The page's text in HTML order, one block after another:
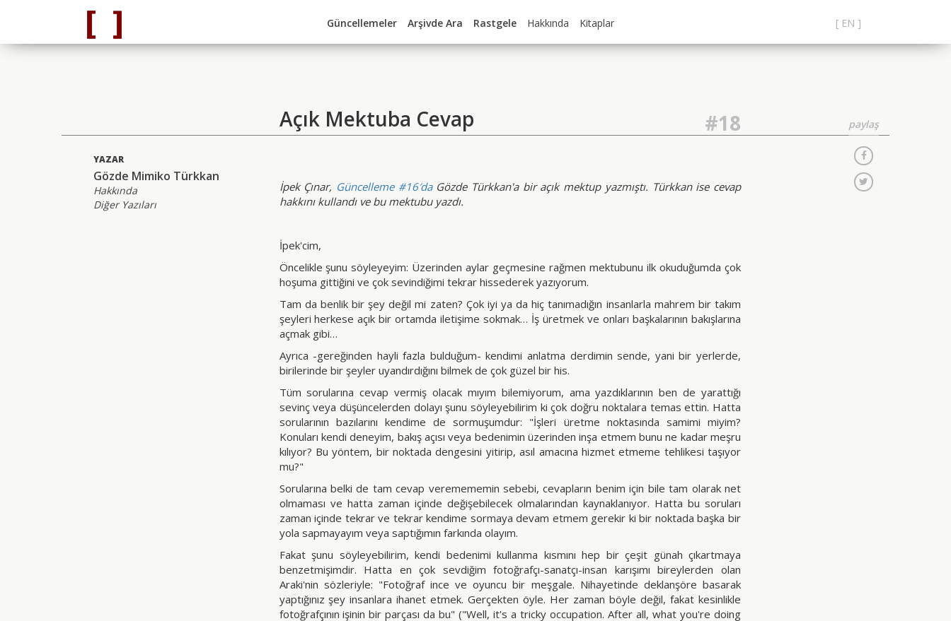
Güncellemeler Arşivde Ara Rastgele Hakkında Kitaplar [ EN ]
Açık Mektuba Cevap #18
YAZAR
Gözde Mimiko Türkkan
Hakkında
Diğer Yazıları
İpek Çınar, Güncelleme #16′daGözde Türkkan'a bir açık mektup yazmıştı. Türkkan ise cevap
hakkını kullandı ve bu mektubu yazdı.
İpek'cim,
Öncelikle şunu söyleyeyim: Üzerinden aylar geçmesine rağmen mektubunu ilk okuduğumda çok
hoşuma gittiğini ve çok sevindiğimi tekrar hissederek yazıyorum.
Tam da benlik bir şey değil mi zaten? Çok iyi ya da hiç tanımadığın insanlarla mahrem bir takım
şeyleri herkese açık bir ortamda iletişime sokmak… İş üretmek ve onları başkalarının bakışlarına
açmak gibi…
Ayrıca -gereğinden hayli fazla bulduğum- kendimi anlatma derdimin sende, yani bir yerlerde,
birilerinde bir şeyler uyandırdığını bilmek de çok güzel bir his.
Tüm sorularına cevap vermiş olacak mıyım bilemiyorum, ama yazdıklarının ben de yarattığı
sevinç veya düşüncelerden dolayı şunu söyleyebilirim ki çok doğru noktalara temas ettin. Hatta
sorularının bazılarını kendime de sormuşumdur: "İşleri üretme noktasında samimi miyim?
Konuları kendi deneyim, bakış açısı veya bedenimin üzerinden inşa etmem bunu ne kadar meşru
kılıyor? Bu yöntem, bir noktada dengesini yitirip, asıl amacına hizmet etmeme tehlikesi taşıyor
mu?"
Sorularına belki de tam cevap veremememin sebebi, cevapların benim için bile tam olarak net
olmaması ve hatta zaman içinde değişebilecek olmalarından kaynaklanıyor. Hatta bu soruları
zaman içinde tekrar ve tekrar kendime sormaya devam etmem gerekir ki bir noktada başka bir
yola sapmayayım veya saptığımın farkında olayım.
Fakat şunu söyleyebilirim, kendi bedenimi kullanma kısmını hep bir çeşit günah çıkartmaya
benzetmişimdir. Hatta en çok sevdiğim fotoğrafçı-sanatçı-insan karışımı bireylerden olan
Araki'nin sözleriyle: "Fotoğraf ince ve oyuncu bir meşgale. Nihayetinde deklanşöre basarak
yaptığınız şey insanlara ihanet etmek. Gerçekten öyle. Her zaman böyle değil, fakat kesinlikle
fotoğrafçının işinin bir parçası da bu" ("Well, it's a tricky occupation. After all, what you're doing
paylaş